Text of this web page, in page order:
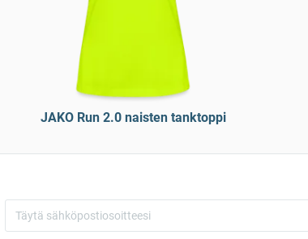
JAKO Run 2.0 naisten tanktoppi